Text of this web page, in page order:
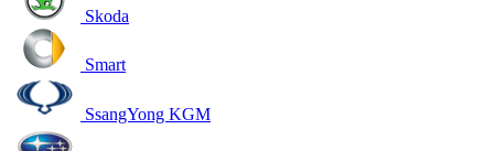
Skoda
Smart
SsangYong KGM